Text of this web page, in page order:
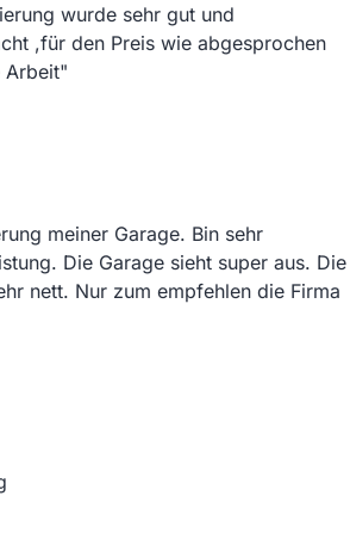
wurde sehr gut und
,für den Preis wie abgesprochen
Arbeit"
meiner Garage. Bin sehr
Die Garage sieht super aus. Die
nett. Nur zum empfehlen die Firma